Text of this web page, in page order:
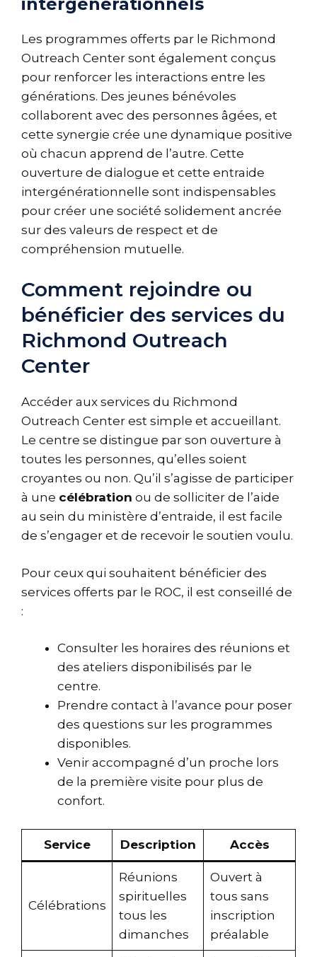
Les programmes offerts par le Richmond
Outreach Center sont également conçus
pour renforcer les interactions entre les
générations. Des jeunes bénévoles
collaborent avec des personnes âgées, et
cette synergie crée une dynamique positive
où chacun apprend de l’autre. Cette
ouverture de dialogue et cette entraide
intergénérationnelle sont indispensables
pour créer une société solidement ancrée
sur des valeurs de respect et de
compréhension mutuelle.
Comment rejoindre ou
bénéficier des services du
Richmond Outreach
Center
Accéder aux services du Richmond
Outreach Center est simple et accueillant.
Le centre se distingue par son ouverture à
toutes les personnes, qu’elles soient
croyantes ou non. Qu’il s’agisse de participer
à une célébration ou de solliciter de l’aide
au sein du ministère d’entraide, il est facile
de s’engager et de recevoir le soutien voulu.
Pour ceux qui souhaitent bénéficier des
services offerts par le ROC, il est conseillé de
:
Consulter les horaires des réunions et
des ateliers disponibilisés par le
centre.
Prendre contact à l’avance pour poser
des questions sur les programmes
disponibles.
Venir accompagné d’un proche lors
de la première visite pour plus de
confort.
Service Description Accès
Célébrations
Réunions
spirituelles
tous les
dimanches
Ouvert à
tous sans
inscription
préalable